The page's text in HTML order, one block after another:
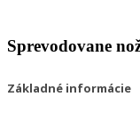
Sprevodovane
Základné informácie